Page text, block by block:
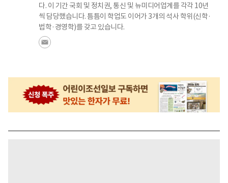
다. 이 기간 국회 및 정치권, 통신 및 뉴미디어업계를 각각 10년
씩 담당했습니다. 틈틈이 학업도 이어가 3개의 석사 학위(신학·
법학·경영학)를 갖고 있습니다.